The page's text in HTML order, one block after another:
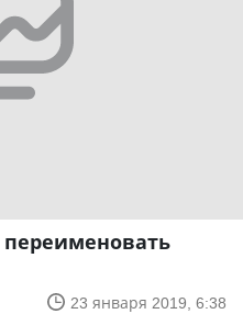
23 января 2019, 6:38